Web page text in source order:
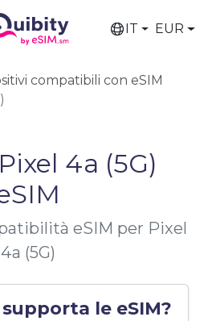
IT EUR
compatibili con eSIM
4a (5G)
eSIM per Pixel
4a (5G)
supporta le eSIM?